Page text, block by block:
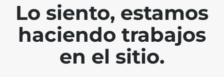
Lo siento, estamos
haciendo trabajos
en el sitio.